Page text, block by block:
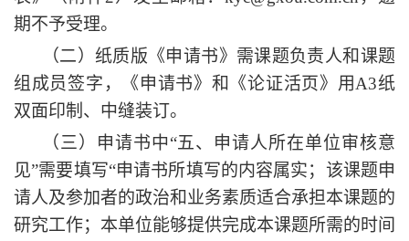
期不予受理。
（二）纸质版《申请书》需课题负责人和课题
组成员签字，《申请书》和《论证活页》用A3纸
双面印制、中缝装订。
（三）申请书中“五、申请人所在单位审核意
见”需要填写“申请书所填写的内容属实；该课题申
请人及参加者的政治和业务素质适合承担本课题的
研究工作；本单位能够提供完成本课题所需的时间